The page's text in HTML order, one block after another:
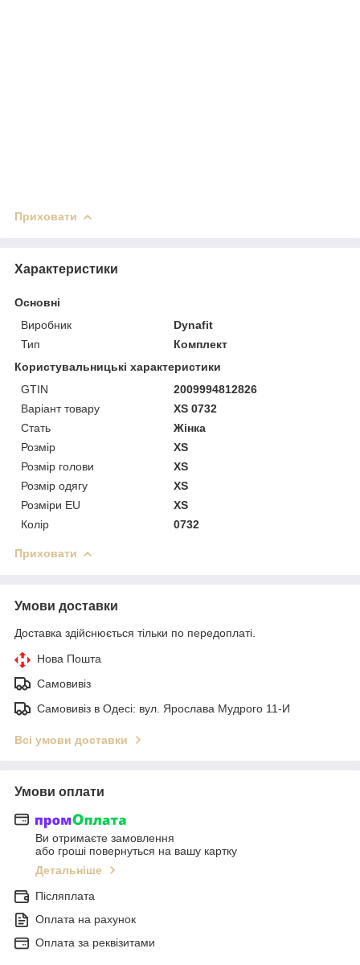
Приховати
Характеристики
Основні
Виробник
Dynafit
Тип
Комплект
Користувальницькі характеристики
GTIN
2009994812826
Варіант товару
XS 0732
Стать
Жінка
Розмір
XS
Розмір голови
XS
Розмір одягу
XS
Розміри EU
XS
Колір
0732
Приховати
Умови доставки
Доставка здійснюється тільки по передоплаті.
Нова Пошта
Самовивіз
Самовивіз в Одесі: вул. Ярослава Мудрого 11-И
Всі умови доставки
Умови оплати
Ви отримаєте замовлення
або гроші повернуться на вашу картку
Детальніше
Післяплата
Оплата на рахунок
Оплата за реквізитами